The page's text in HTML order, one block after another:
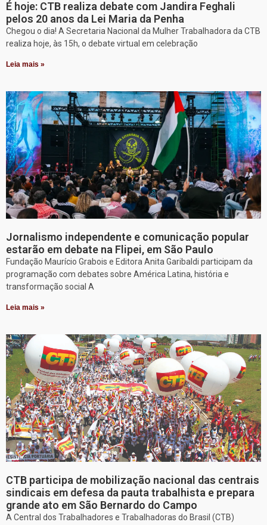
É hoje: CTB realiza debate com Jandira Feghali
pelos 20 anos da Lei Maria da Penha
Chegou o dia! A Secretaria Nacional da Mulher Trabalhadora da CTB
realiza hoje, às 15h, o debate virtual em celebração
Leia mais »
Jornalismo independente e comunicação popular
estarão em debate na Flipei, em São Paulo
Fundação Maurício Grabois e Editora Anita Garibaldi participam da
programação com debates sobre América Latina, história e
transformação social A
Leia mais »
CTB participa de mobilização nacional das centrais
sindicais em defesa da pauta trabalhista e prepara
grande ato em São Bernardo do Campo
A Central dos Trabalhadores e Trabalhadoras do Brasil (CTB)